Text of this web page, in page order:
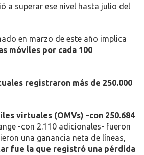
a superar ese nivel hasta julio del
en marzo de este año implica
móviles por cada 100
registraron más de 250.000
virtuales (OMVs) -con 250.684
-con 2.110 adicionales- fueron
una ganancia neta de líneas,
fue la que registró una pérdida